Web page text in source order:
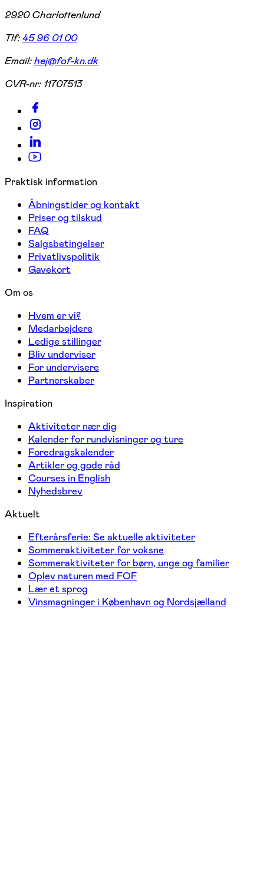
2920 Charlottenlund
Tlf:45 96 01 00
Email:hej@fof-kn.dk
CVR-nr: 11707513
Praktisk information
Åbningstider og kontakt
Priser og tilskud
FAQ
Salgsbetingelser
Privatlivspolitik
Gavekort
Om os
Hvem er vi?
Medarbejdere
Ledige stillinger
Bliv underviser
For undervisere
Partnerskaber
Inspiration
Aktiviteter nær dig
Kalender for rundvisninger og ture
Foredragskalender
Artikler og gode råd
Courses in English
Nyhedsbrev
Aktuelt
Efterårsferie: Se aktuelle aktiviteter
Sommeraktiviteter for voksne
Sommeraktiviteter for børn, unge og familier
Oplev naturen med FOF
Lær et sprog
Vinsmagninger i København og Nordsjælland